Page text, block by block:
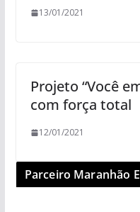
13/01/2021
Projeto “Você
com força total
12/01/2021
Parceiro Maranhão